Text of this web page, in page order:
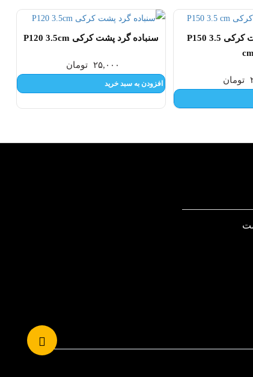
سنباده گرد پشت کرکی P150 3.5
تومان
سنباده گرد پشت کرکی P120 3.5cm
تومان ۲۵,۰۰۰
افزودن به سبد خرید